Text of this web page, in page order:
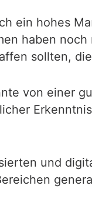
ein hohes
haben
sollten,
von einer
und